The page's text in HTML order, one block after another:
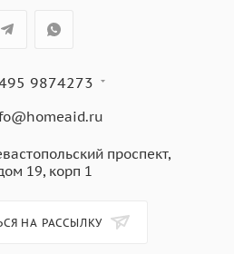
9874273
проспект,
19, корп 1
НА РАССЫЛКУ